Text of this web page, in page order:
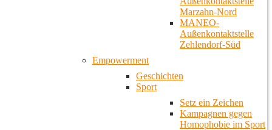
Marzahn-Nord
MANEO-
Außenkontaktstelle
Zehlendorf-Süd
Empowerment
Geschichten
Sport
Setz ein Zeichen
Kampagnen gegen
Homophobie im Sport